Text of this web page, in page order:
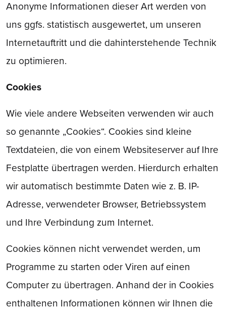
Anonyme Informationen dieser Art werden von
uns ggfs. statistisch ausgewertet, um unseren
Internetauftritt und die dahinterstehende Technik
zu optimieren.
Cookies
Wie viele andere Webseiten verwenden wir auch
so genannte „Cookies“. Cookies sind kleine
Textdateien, die von einem Websiteserver auf Ihre
Festplatte übertragen werden. Hierdurch erhalten
wir automatisch bestimmte Daten wie z. B. IP-
Adresse, verwendeter Browser, Betriebssystem
und Ihre Verbindung zum Internet.
Cookies können nicht verwendet werden, um
Programme zu starten oder Viren auf einen
Computer zu übertragen. Anhand der in Cookies
enthaltenen Informationen können wir Ihnen die